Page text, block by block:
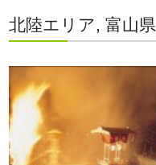
北陸エリア, 富山県